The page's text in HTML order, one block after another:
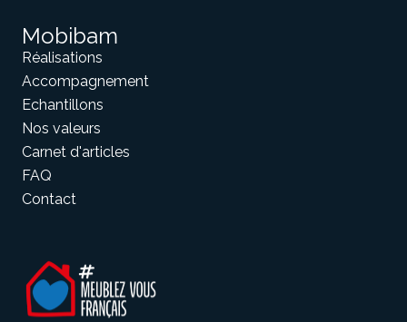
Mobibam
Réalisations
Accompagnement
Echantillons
Nos valeurs
Carnet d'articles
FAQ
Contact